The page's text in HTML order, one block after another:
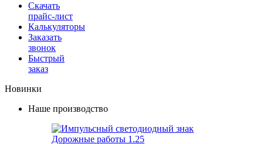
Скачать
прайс-лист
Калькуляторы
Заказать
звонок
Быстрый
заказ
Новинки
Наше производство